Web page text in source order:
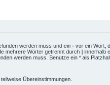
werden muss und ein - vor ein Wort,
mehrere Wörter getrennt durch | innerhalb
werden muss. Benutze ein * als
Übereinstimmungen.